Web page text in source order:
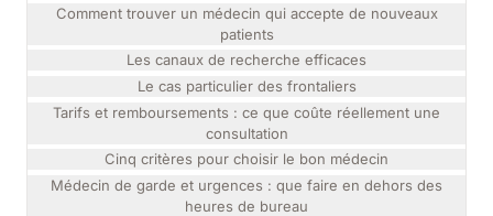
Comment trouver un médecin qui accepte de nouveaux
patients
Les canaux de recherche efficaces
Le cas particulier des frontaliers
Tarifs et remboursements : ce que coûte réellement une
consultation
Cinq critères pour choisir le bon médecin
Médecin de garde et urgences : que faire en dehors des
heures de bureau